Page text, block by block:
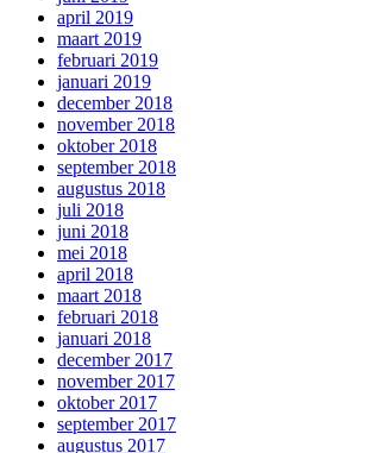
april 2019
maart 2019
februari 2019
januari 2019
december 2018
november 2018
oktober 2018
september 2018
augustus 2018
juli 2018
juni 2018
mei 2018
april 2018
maart 2018
februari 2018
januari 2018
december 2017
november 2017
oktober 2017
september 2017
augustus 2017